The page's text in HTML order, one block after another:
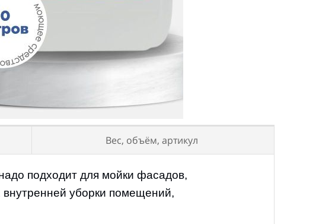
Вес, объём, артикул
подходит для мойки фасадов,
уборки помещений,